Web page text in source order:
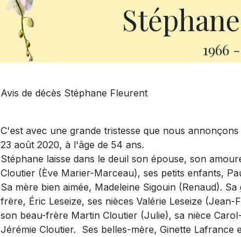
1966 -
Avis de décès Stéphane Fleurent
C'est avec une grande tristesse que nous
23 août 2020, à l'âge de 54 ans.
Stéphane laisse dans le deuil son épouse, son
Cloutier (Ève Marier-Marceau), ses petits enfants,
Sa mère bien aimée, Madeleine Sigouin (Renaud).
frère, Éric Leseize, ses nièces Valérie Leseize
son beau-frère Martin Cloutier (Julie), sa nièce
Jérémie Cloutier. Ses belles-mère, Ginette Lafrance